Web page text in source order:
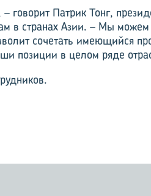
Патрик Тонг,
в странах Азии. – Мы можем
сочетать имеющийся
позиции в целом ряде